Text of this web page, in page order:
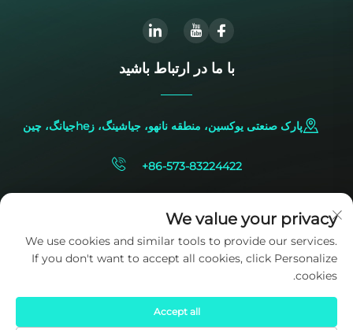
با ما در ارتباط باشید
پارک صنعتی یوکسین، منطقه نانهو، جیاشینگ، زheجیانگ، چین
+86-573-83224422
We value your privacy
We use cookies and similar tools to provide our services.
If you don't want to accept all cookies, click Personalize
cookies.
Accept all